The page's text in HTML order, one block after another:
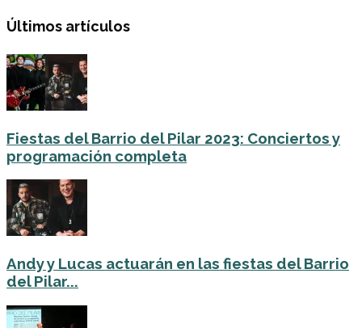
Últimos artículos
Fiestas del Barrio del Pilar 2023: Conciertos y
programación completa
Andy y Lucas actuarán en las fiestas del Barrio
del Pilar...